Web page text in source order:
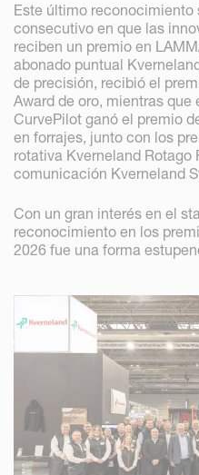
Este último reconocimiento
consecutivo en que las
reciben un premio en
abonado puntual
de precisión, recibió el
Award de oro, mientras que
CurvePilot ganó el premio
en forrajes, junto con los
rotativa Kverneland Rotago
comunicación Kverneland
Con un gran interés en el
reconocimiento en los
2026 fue una forma